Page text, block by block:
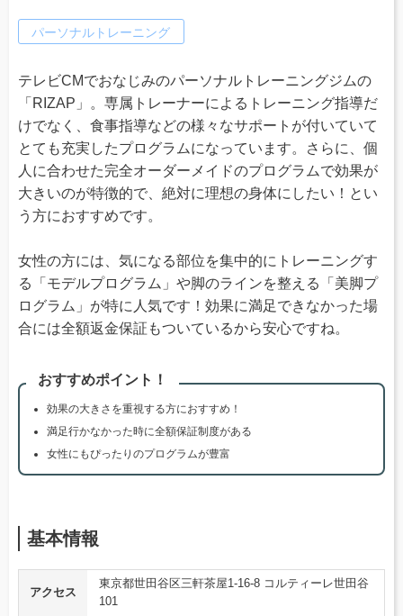
パーソナルトレーニング
テレビCMでおなじみのパーソナルトレーニングジムの
「RIZAP」。専属トレーナーによるトレーニング指導だ
けでなく、食事指導などの様々なサポートが付いていて
とても充実したプログラムになっています。さらに、個
人に合わせた完全オーダーメイドのプログラムで効果が
大きいのが特徴的で、絶対に理想の身体にしたい！とい
う方におすすめです。
女性の方には、気になる部位を集中的にトレーニングす
る「モデルプログラム」や脚のラインを整える「美脚プ
ログラム」が特に人気です！効果に満足できなかった場
合には全額返金保証もついているから安心ですね。
おすすめポイント！
効果の大きさを重視する方におすすめ！
満足行かなかった時に全額保証制度がある
女性にもぴったりのプログラムが豊富
基本情報
アクセス
東京都世田谷区三軒茶屋1-16-8 コルティーレ世田谷
101